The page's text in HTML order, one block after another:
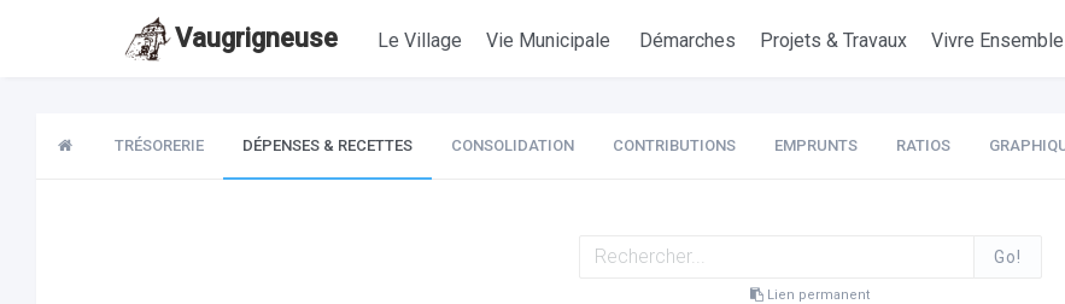
Vaugrigneuse Le Village Vie Municipale Démarches Projets & Travaux Vivre Ensemble
TRÉSORERIE DÉPENSES & RECETTES CONSOLIDATION CONTRIBUTIONS EMPRUNTS RATIOS
Go!
Lien permanent